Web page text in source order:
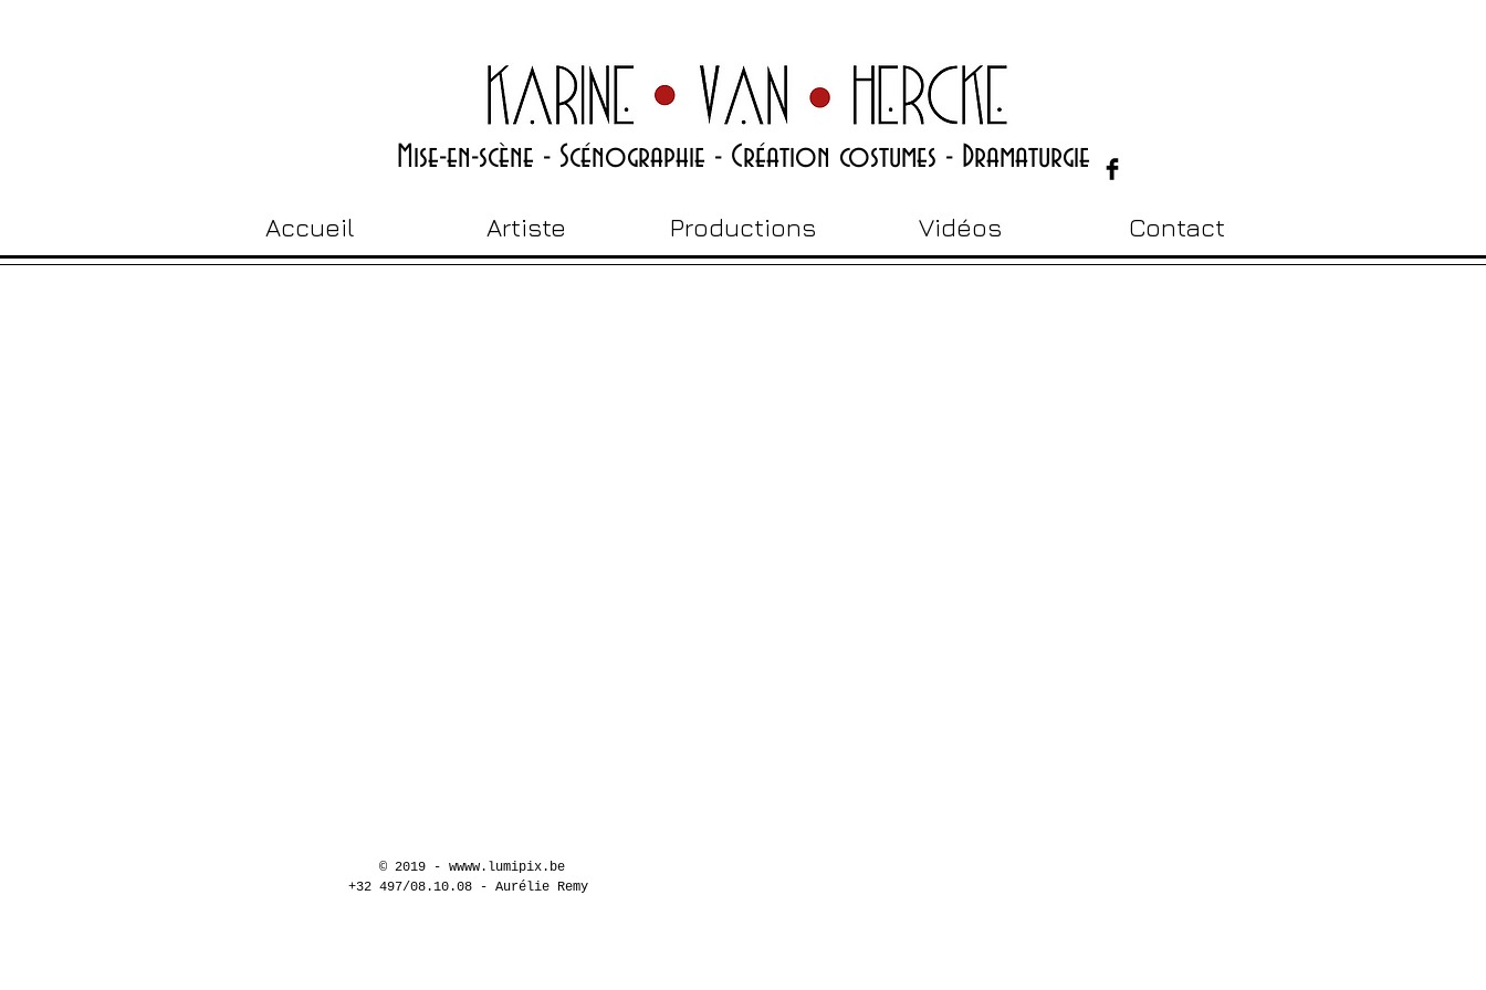
Mise-en-scène - Scénographie - Création costumes - Dramaturgie
Accueil Artiste Productions Vidéos Contact
© 2019 - wwww.lumipix.be
+32 497/08.10.08 - Aurélie Remy